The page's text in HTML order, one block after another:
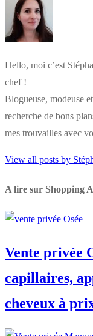
Hello, moi c’est
chef !
Blogueuse, modeuse
recherche de bons
mes trouvailles avec
View all posts by
A lire sur Shopping
Vente privée
capillaires,
cheveux à